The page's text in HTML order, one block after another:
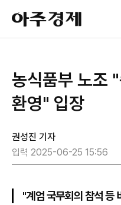
아
주
경
농식품부 노조
환영" 입장
권성진 기자
입력 2025-06-25 15:56
"계엄 국무회의 참석 등